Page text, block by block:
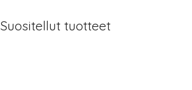
Suositellut tuotteet